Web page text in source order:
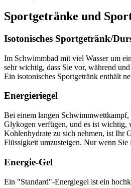
Sportgetränke und
Isotonisches Sportgetränk/
Im Schwimmbad mit viel Wasser um
sehr wichtig, dass Sie vor, während
Ein isotonisches Sportgetränk enthält
Energieriegel
Bei einem langen
Glykogen verfügen, und es ist wichtig,
Kohlenhydrate zu sich nehmen, ist Ihr
Flüssigkeit umzusteigen. Nur wenn Sie
Energie-Gel
Ein "Standard"-Energiegel ist ein